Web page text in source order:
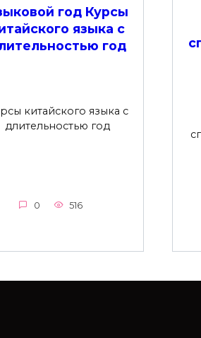
год Курсы
языка с
год
китайского языка с
длительностью год
0 516